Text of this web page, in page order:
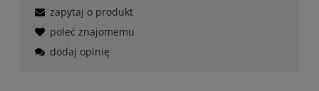
zapytaj o produkt
poleć znajomemu
dodaj opinię